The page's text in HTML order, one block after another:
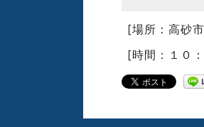
[場所：高砂
[時間：１０